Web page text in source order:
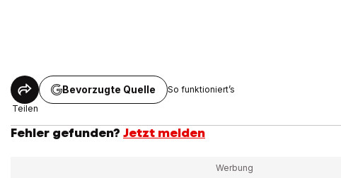
Teilen
Bevorzugte Quelle So funktioniert’s
Fehler gefunden? Jetzt melden